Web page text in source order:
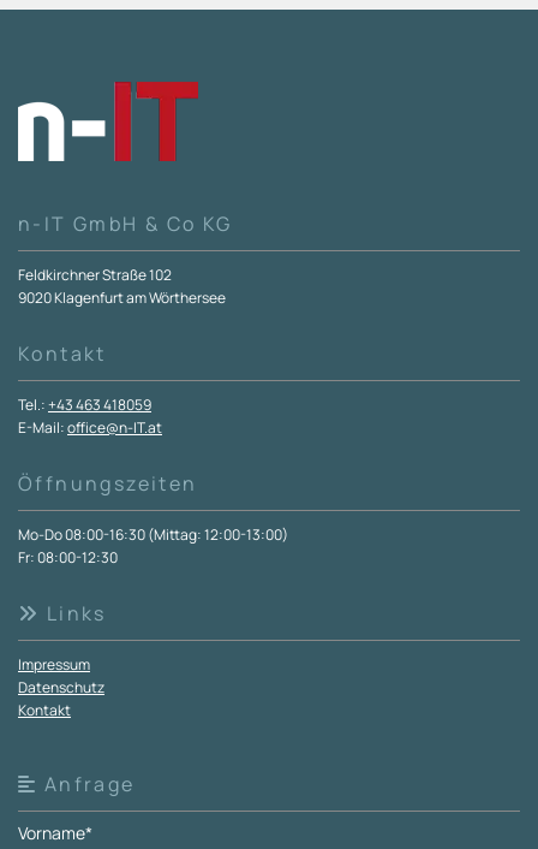
n-IT GmbH & Co KG
Feldkirchner Straße 102
9020 Klagenfurt am Wörthersee
Kontakt
Tel.:+43 463 418059
E-Mail:office@n-IT.at
Öffnungszeiten
Mo-Do 08:00-16:30 (Mittag: 12:00-13:00)
Fr: 08:00-12:30
 Links
Impressum
Datenschutz
Kontakt
 Anfrage
Vorname*